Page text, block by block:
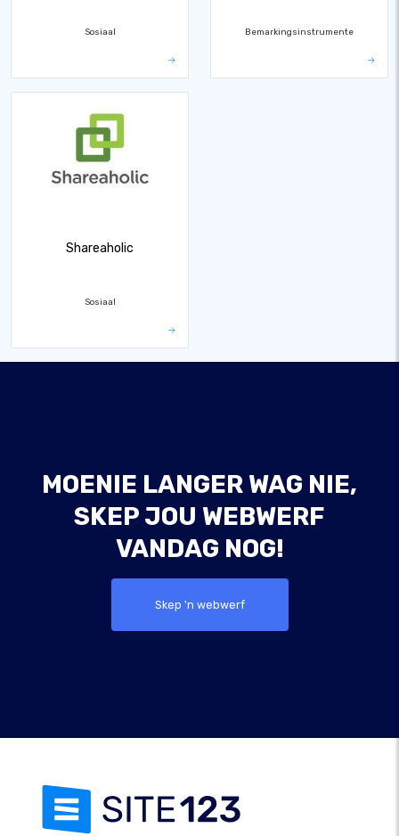
Sosiaal Bemarkingsinstrumente
Shareaholic
Sosiaal
MOENIE LANGER WAG NIE,
SKEP JOU WEBWERF
VANDAG NOG!
Skep 'n webwerf